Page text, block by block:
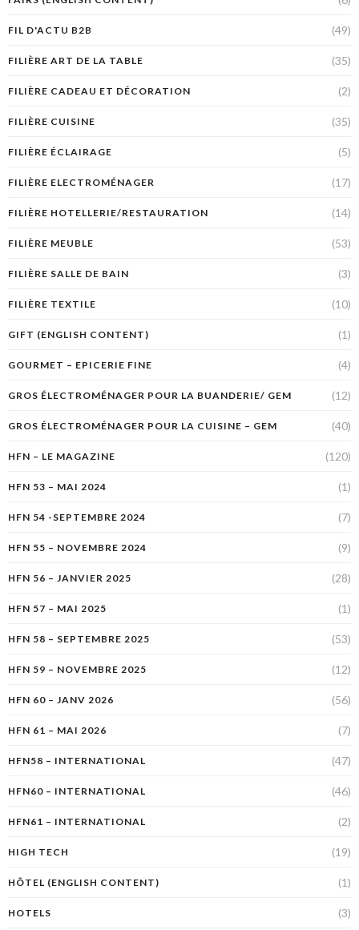
FIL D'ACTU B2B (49)
FILIÈRE ART DE LA TABLE (35)
FILIÈRE CADEAU ET DÉCORATION (2)
FILIÈRE CUISINE (35)
FILIÈRE ÉCLAIRAGE (5)
FILIÈRE ELECTROMÉNAGER (17)
FILIÈRE HOTELLERIE/RESTAURATION (14)
FILIÈRE MEUBLE (53)
FILIÈRE SALLE DE BAIN (3)
FILIÈRE TEXTILE (10)
GIFT (ENGLISH CONTENT) (1)
GOURMET – EPICERIE FINE (4)
GROS ÉLECTROMÉNAGER POUR LA BUANDERIE/ GEM (12)
GROS ÉLECTROMÉNAGER POUR LA CUISINE – GEM (40)
HFN – LE MAGAZINE (120)
HFN 53 – MAI 2024 (1)
HFN 54 -SEPTEMBRE 2024 (7)
HFN 55 – NOVEMBRE 2024 (9)
HFN 56 – JANVIER 2025 (28)
HFN 57 – MAI 2025 (1)
HFN 58 – SEPTEMBRE 2025 (53)
HFN 59 – NOVEMBRE 2025 (12)
HFN 60 – JANV 2026 (56)
HFN 61 – MAI 2026 (7)
HFN58 – INTERNATIONAL (47)
HFN60 – INTERNATIONAL (46)
HFN61 – INTERNATIONAL (2)
HIGH TECH (19)
HÔTEL (ENGLISH CONTENT) (1)
HOTELS (3)